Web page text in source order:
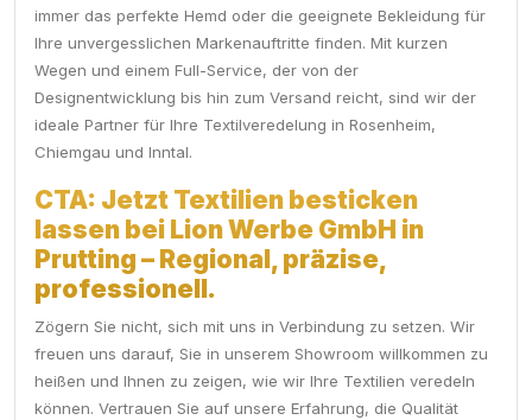
immer das perfekte Hemd oder die geeignete Bekleidung für
Ihre unvergesslichen Markenauftritte finden. Mit kurzen
Wegen und einem Full-Service, der von der
Designentwicklung bis hin zum Versand reicht, sind wir der
ideale Partner für Ihre Textilveredelung in Rosenheim,
Chiemgau und Inntal.
CTA: Jetzt Textilien besticken
lassen bei Lion Werbe GmbH in
Prutting – Regional, präzise,
professionell.
Zögern Sie nicht, sich mit uns in Verbindung zu setzen. Wir
freuen uns darauf, Sie in unserem Showroom willkommen zu
heißen und Ihnen zu zeigen, wie wir Ihre Textilien veredeln
können. Vertrauen Sie auf unsere Erfahrung, die Qualität